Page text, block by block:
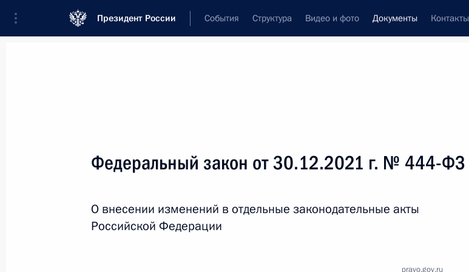
Президент России События Структура Видео и фото Документы Контакты
Текст в документе
Вид документа
Все
Федеральный закон от 30.12.2021 г. № 444-ФЗ
О внесении изменений в отдельные законодательные акты
Российской Федерации
pravo.gov.ru